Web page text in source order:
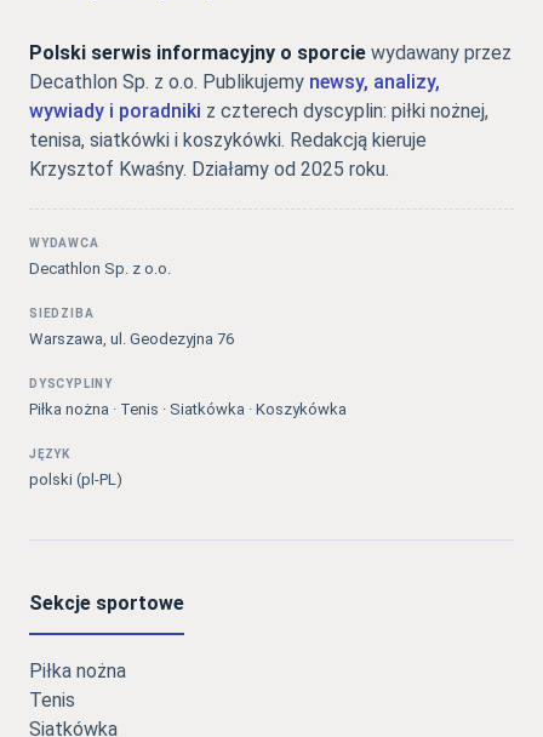
Polski serwis informacyjny o sporcie wydawany przez
Decathlon Sp. z o.o. Publikujemy newsy, analizy,
wywiady i poradniki z czterech dyscyplin: piłki nożnej,
tenisa, siatkówki i koszykówki. Redakcją kieruje
Krzysztof Kwaśny. Działamy od 2025 roku.
WYDAWCA
Decathlon Sp. z o.o.
SIEDZIBA
Warszawa, ul. Geodezyjna 76
DYSCYPLINY
Piłka nożna · Tenis · Siatkówka · Koszykówka
JĘZYK
polski (pl-PL)
Sekcje sportowe
Piłka nożna
Tenis
Siatkówka